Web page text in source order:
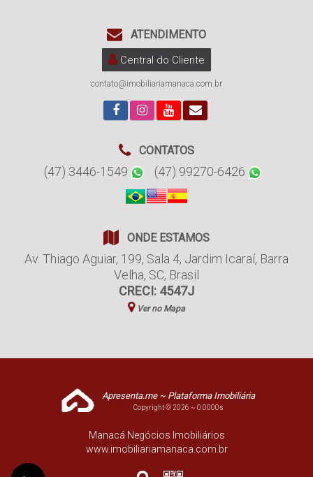
ATENDIMENTO
Central do Cliente
contato@imobiliariamanaca.com.br
CONTATOS
(47) 3446-1549 (47) 99270-6426
ONDE ESTAMOS
Av. Thiago Aguiar, 199, Sala 4, Jardim Icaraí, Barra
Velha, SC, Brasil
CRECI: 4547J
Ver no Mapa
Apresenta.me ~ Plataforma Imobiliária
Copyright © 2026 ~ 0.0000s
Manacá Negócios Imobiliários
www.imobiliariamanaca.com.br